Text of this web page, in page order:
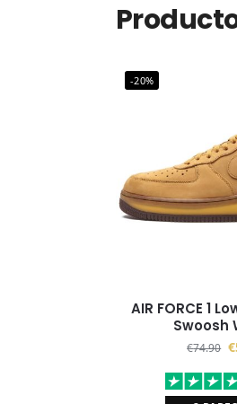
-20%
AIR FORCE 1
Swoosh
€74.90 €